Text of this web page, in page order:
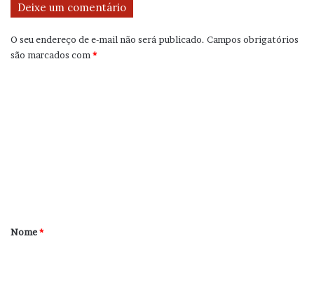
Deixe um comentário
O seu endereço de e-mail não será publicado. Campos obrigatórios
são marcados com*
r
Nome*